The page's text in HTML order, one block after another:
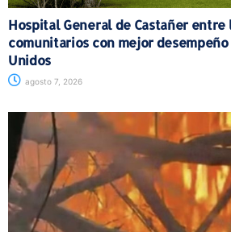
Hospital General de Castañer
comunitarios con mejor
Unidos
agosto 7, 2026